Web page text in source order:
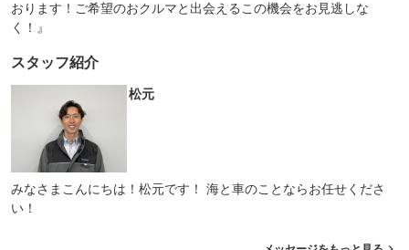
おります！ご希望のおクルマと出会えるこの機会をお見逃しな
く！』
スタッフ紹介
松元
みなさまこんにちは！松元です！ 海と車のことならお任せくださ
い！